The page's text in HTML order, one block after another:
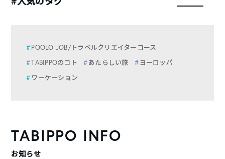
TABIPPO INFO
お知らせ
POOLO JOB/トラベルクリエイターコース
TABIPPOのコト
あたらしい旅
ヨーロッパ
ワーケーション